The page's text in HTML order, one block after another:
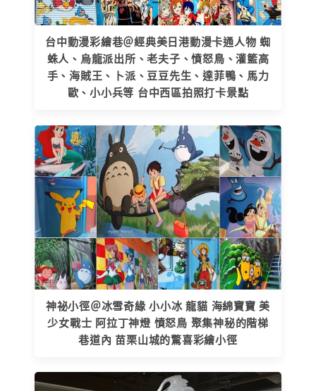
台中動漫彩繪巷＠經典美日港動漫卡通人物 蜘
蛛人、烏龍派出所、老夫子、憤怒鳥、灌籃高
手、海賊王、卜派、豆豆先生、達菲鴨、馬力
歐、小小兵等 台中西區拍照打卡景點
神祕小徑＠冰雪奇緣 小小冰 龍貓 海綿寶寶 美
少女戰士 阿拉丁神燈 憤怒鳥 聚集神秘的階梯
巷道內 苗栗山城的驚喜彩繪小徑